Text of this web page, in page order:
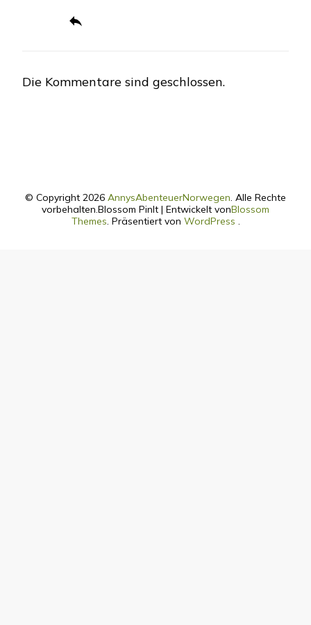
Die Kommentare sind geschlossen.
© Copyright 2026 AnnysAbenteuerNorwegen. Alle Rechte
vorbehalten.Blossom PinIt | Entwickelt vonBlossom
Themes. Präsentiert von WordPress .